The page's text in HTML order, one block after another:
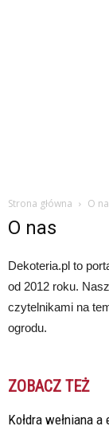
Strona główna O
O nas
Dekoteria.pl to
od 2012 roku.
czytelnikami na
ogrodu.
ZOBACZ TEŻ
Kołdra wełniana